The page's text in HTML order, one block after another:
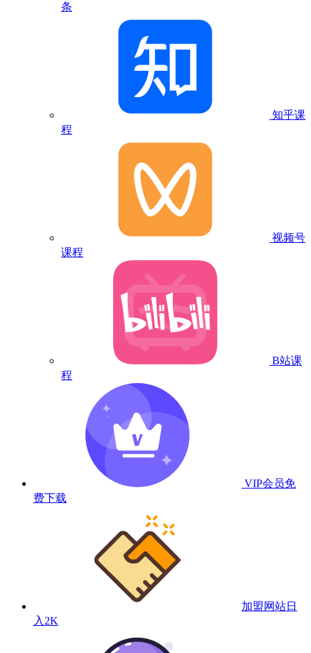
条
知乎课
程
视频号
课程
B站课
程
VIP会员免
费下载
加盟网站日
入2K